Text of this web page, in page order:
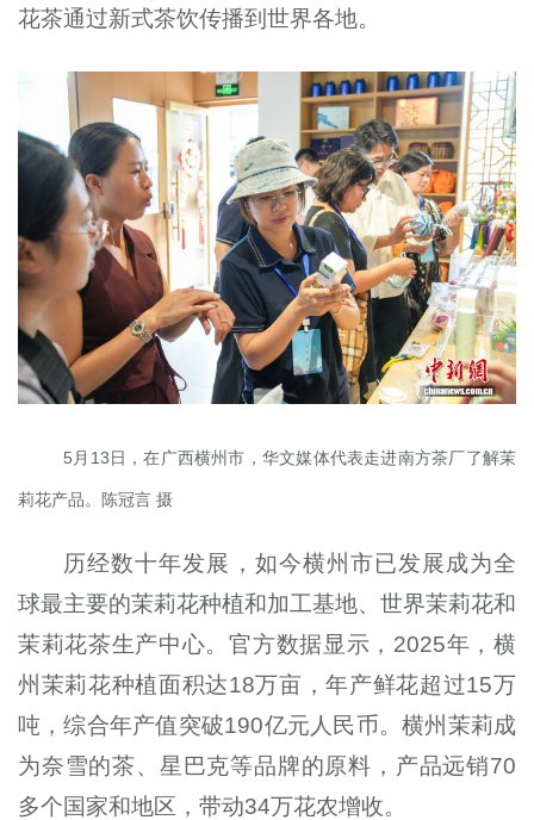
花茶通过新式茶饮传播到世界各地。
5月13日，在广西横州市，华文媒体代表走进南方茶厂了解茉
莉花产品。陈冠言 摄
历经数十年发展，如今横州市已发展成为全
球最主要的茉莉花种植和加工基地、世界茉莉花和
茉莉花茶生产中心。官方数据显示，2025年，横
州茉莉花种植面积达18万亩，年产鲜花超过15万
吨，综合年产值突破190亿元人民币。横州茉莉成
为奈雪的茶、星巴克等品牌的原料，产品远销70
多个国家和地区，带动34万花农增收。